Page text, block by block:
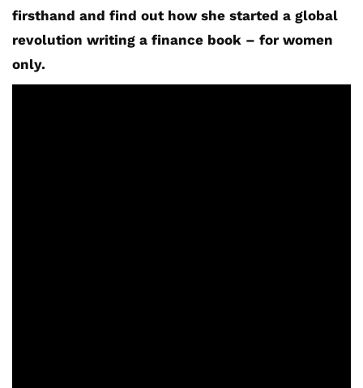
firsthand and find out how she started a global
revolution writing a finance book – for women
only.